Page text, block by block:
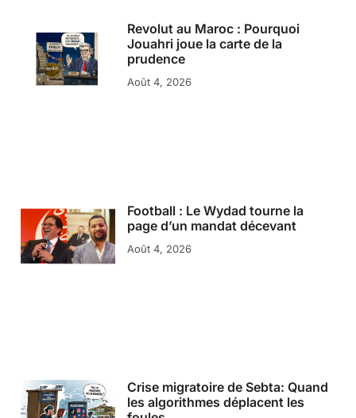
Revolut au Maroc : Pourquoi
Jouahri joue la carte de la
prudence
Août 4, 2026
Football : Le Wydad tourne la
page d’un mandat décevant
Août 4, 2026
Crise migratoire de Sebta: Quand
les algorithmes déplacent les